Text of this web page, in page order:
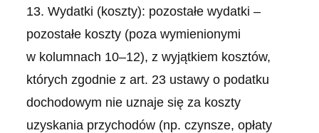
13. Wydatki (koszty): pozostałe wydatki –
pozostałe koszty (poza wymienionymi
w kolumnach 10–12), z wyjątkiem kosztów,
których zgodnie z art. 23 ustawy o podatku
dochodowym nie uznaje się za koszty
uzyskania przychodów (np. czynsze, opłaty